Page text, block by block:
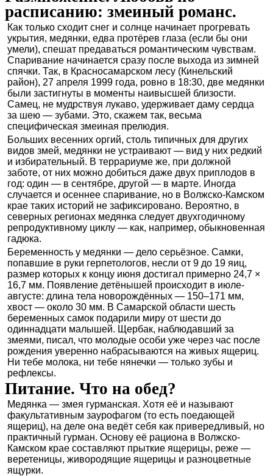
расписанию: змеиный романс.
Как только сходит снег и солнце начинает прогревать
укрытия, медянки, едва протёрев глаза (если бы они
умели), спешат предаваться романтическим чувствам.
Спаривание начинается сразу после выхода из зимней
спячки. Так, в Красносамарском лесу (Кинельский
район), 27 апреля 1999 года, ровно в 18:30, две медянки
были застигнуты в моменты наивысшей близости.
Самец, не мудрствуя лукаво, удерживает даму сердца
за шею — зубами. Это, скажем так, весьма
специфическая змеиная прелюдия.
Больших весенних оргий, столь типичных для других
видов змей, медянки не устраивают — вид у них редкий
и избирательный. В террариуме же, при должной
заботе, от них можно добиться даже двух приплодов в
год: один — в сентябре, другой — в марте. Иногда
случается и осеннее спаривание, но в Волжско-Камском
крае таких историй не зафиксировано. Вероятно, в
северных регионах медянка следует двухгодичному
репродуктивному циклу — как, например, обыкновенная
гадюка.
Беременность у медянки — дело серьёзное. Самки,
попавшие в руки герпетологов, несли от 9 до 19 яиц,
размер которых к концу июня достигал примерно 24,7 ×
16,7 мм. Появление детёнышей происходит в июле-
августе: длина тела новорождённых — 150–171 мм,
хвост — около 30 мм. В Самарской области шесть
беременных самок подарили миру от шести до
одиннадцати малышей. Щербак, наблюдавший за
змеями, писал, что молодые особи уже через час после
рождения уверенно набрасываются на живых ящериц.
Ни тебе молока, ни тебе нянечки — только зубы и
рефлексы.
Питание. Что на обед?
Медянка — змея гурманская. Хотя её и называют
факультативным заурофагом (то есть поедающей
ящериц), на деле она ведёт себя как привередливый, но
практичный гурман. Основу её рациона в Волжско-
Камском крае составляют прыткие ящерицы, реже —
веретеницы, живородящие ящерицы и разноцветные
ящурки.